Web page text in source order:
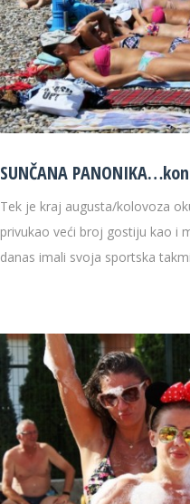
SUNČANA
Tek je kraj augusta/kolovoza
privukao veći broj gostiju kao i
danas imali svoja sportska